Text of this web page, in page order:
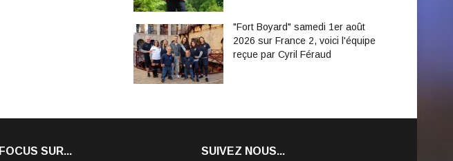
"Fort Boyard" samedi 1er août
2026 sur France 2, voici l'équipe
reçue par Cyril Féraud
FOCUS SUR... SUIVEZ NOUS...